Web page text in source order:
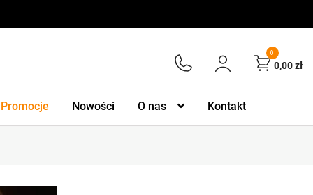
0
0,00zł
Promocje Nowości O nas Kontakt